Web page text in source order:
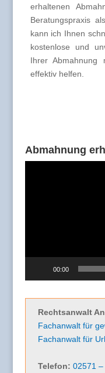
erhaltenen
Beratungspraxis
kann ich Ihnen
kostenlose und
Ihrer Abmahnung
effektiv helfen.
Abmahnung
00:00
Rechtsanwalt
Fachanwalt für
Fachanwalt für
Telefon: 02571